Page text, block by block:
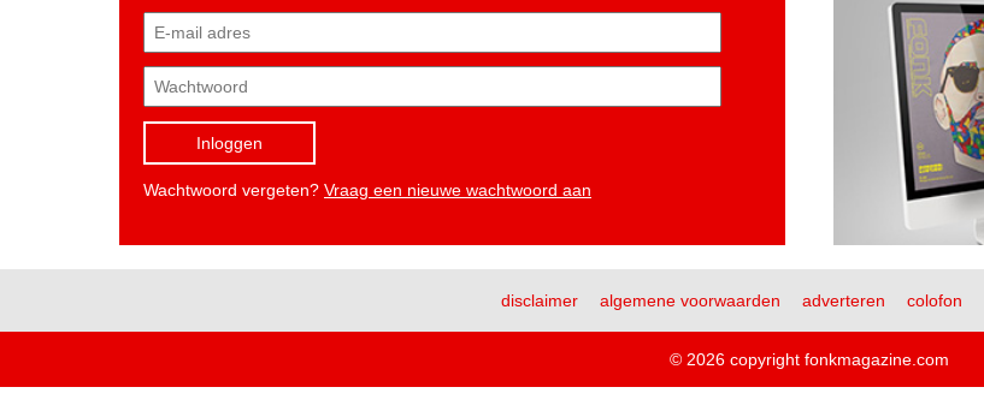
Inloggen
Wachtwoord vergeten? Vraag een nieuwe wachtwoord aan
disclaimer algemene voorwaarden adverteren colofon
© 2026 copyright fonkmagazine.com